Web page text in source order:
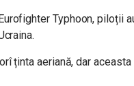
Typhoon, piloții
ținta aeriană, dar